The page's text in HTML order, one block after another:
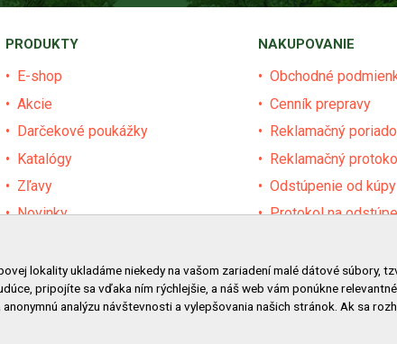
PRODUKTY
E-shop
Akcie
Darčekové poukážky
Katalógy
Zľavy
Novinky
Bazár
Výzvy pre obce a firmy
NAKUPOVANIE
Obchodné
Cenník prepravy
Reklamačný
Reklamačný
Odstúpenie od kúpy
Protokol na
Ochrana osobných
Používanie cookies
lokality ukladáme niekedy na vašom zariadení malé dátové súbory,
pripojíte sa vďaka ním rýchlejšie, a náš web vám ponúkne
analýzu návštevnosti a vylepšovania našich stránok. Ak sa